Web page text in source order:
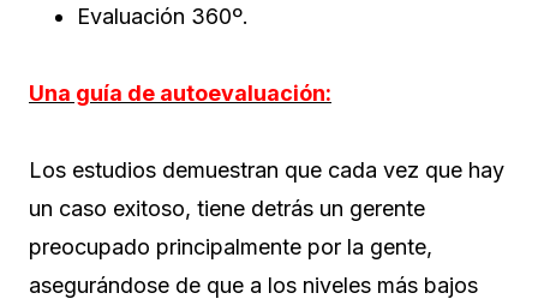
Evaluación 360º.
Una guía de autoevaluación:
Los estudios demuestran que cada vez que hay
un caso exitoso, tiene detrás un gerente
preocupado principalmente por la gente,
asegurándose de que a los niveles más bajos